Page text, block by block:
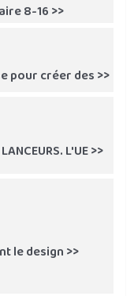
8-16 >>
pour créer des >>
L'UE >>
le design >>